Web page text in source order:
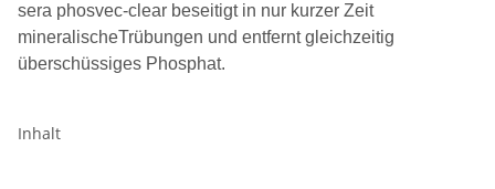
sera phosvec-clear beseitigt in nur kurzer Zeit
mineralischeTrübungen und entfernt gleichzeitig
überschüssiges Phosphat.
Inhalt